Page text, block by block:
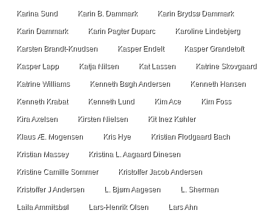
Karina Sund Karin B. Dammark Karin Brydsø Dammark
Karin Dammark Karin Pagter Duparc Karoline Lindebjerg
Karsten Brandt-Knudsen Kasper Endelt Kasper Grandetoft
Kasper Lapp Katja Nilsen Kat Lassen Katrine Skovgaard
Katrine Williams Kenneth Bøgh Andersen Kenneth Hansen
Kenneth Krabat Kenneth Lund Kim Ace Kim Foss
Kira Axelsen Kirsten Nielsen Kit Inez Køhler
Klaus Æ. Mogensen Kris Hye Kristian Flodgaard Bach
Kristian Massey Kristina L. Aagaard Dinesen
Kristine Camille Sommer Kristoffer Jacob Andersen
Kristoffer J Andersen L. Bjørn Aagesen L. Sherman
Laila Ammitsbøl Lars-Henrik Olsen Lars Ahn